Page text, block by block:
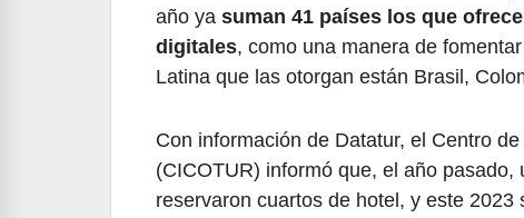
año ya suman 41 países los que
digitales, como una manera de
Latina que las otorgan están Brasil,
Con información de Datatur, el Centro
(CICOTUR) informó que, el año
reservaron cuartos de hotel, y este